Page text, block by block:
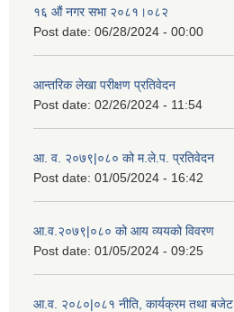
१६ औं नगर सभा २०८१।०८२
Post date: 06/28/2024 - 00:00
आन्तरिक लेखा परीक्षण प्रतिवेदन
Post date: 02/26/2024 - 11:54
आ. व. २०७९|०८० को म.ले.प. प्रतिवेदन
Post date: 01/05/2024 - 16:42
आ.व.२०७९|०८० को आय व्ययको विवरण
Post date: 01/05/2024 - 09:25
आ.व. २०८०|०८१ नीति, कार्यक्रम तथा बजेट